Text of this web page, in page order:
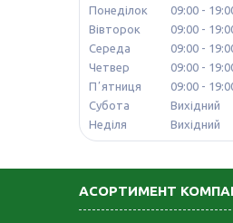
Понеділок 09:00
Вівторок
09:00
Середа
09:00
Четвер
09:00
Пʼятниця
09:00
Субота
Вихідний
Неділя
Вихідний
АСОРТИМЕНТ